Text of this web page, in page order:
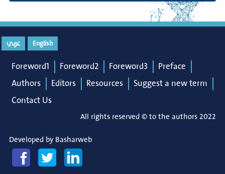
English عربي
Foreword1 Foreword2 Foreword3
Preface
Authors
Editors Resources
Suggest a new term
Contact Us
All rights reserved © to the authors 2022
Developed by Basharweb